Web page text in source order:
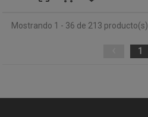
Mostrando 1 - 36 de 213 producto(s).
1